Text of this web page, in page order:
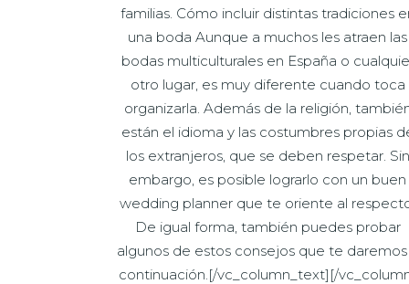
familias. Cómo incluir distintas tradiciones
una boda Aunque a muchos les atraen las
bodas multiculturales en España o
otro lugar, es muy diferente cuando toca
organizarla. Además de la religión,
están el idioma y las costumbres propias
los extranjeros, que se deben respetar. Sin
embargo, es posible lograrlo con un buen
wedding planner que te oriente al
De igual forma, también puedes probar
algunos de estos consejos que te daremos
continuación.[/vc_column_text][/